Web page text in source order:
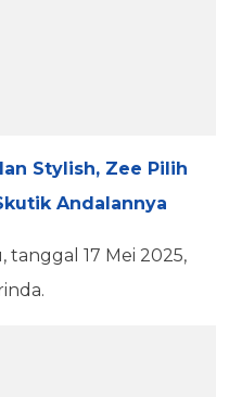
Stylish, Zee Pilih
Andalannya
tanggal 17 Mei 2025,